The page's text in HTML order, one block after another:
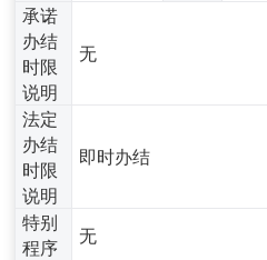
承诺
办结
时限
说明
无
法定
办结
时限
说明
即时办结
特别
程序
无